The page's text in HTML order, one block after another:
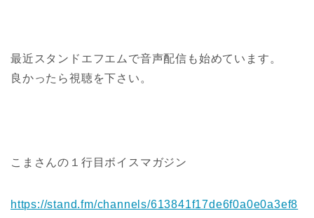
最近スタンドエフエムで音声配信も始めています。
良かったら視聴を下さい。
こまさんの１行目ボイスマガジン
https://stand.fm/channels/613841f17de6f0a0e0a3ef8